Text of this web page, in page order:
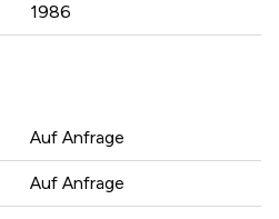
1986
Auf Anfrage
Auf Anfrage